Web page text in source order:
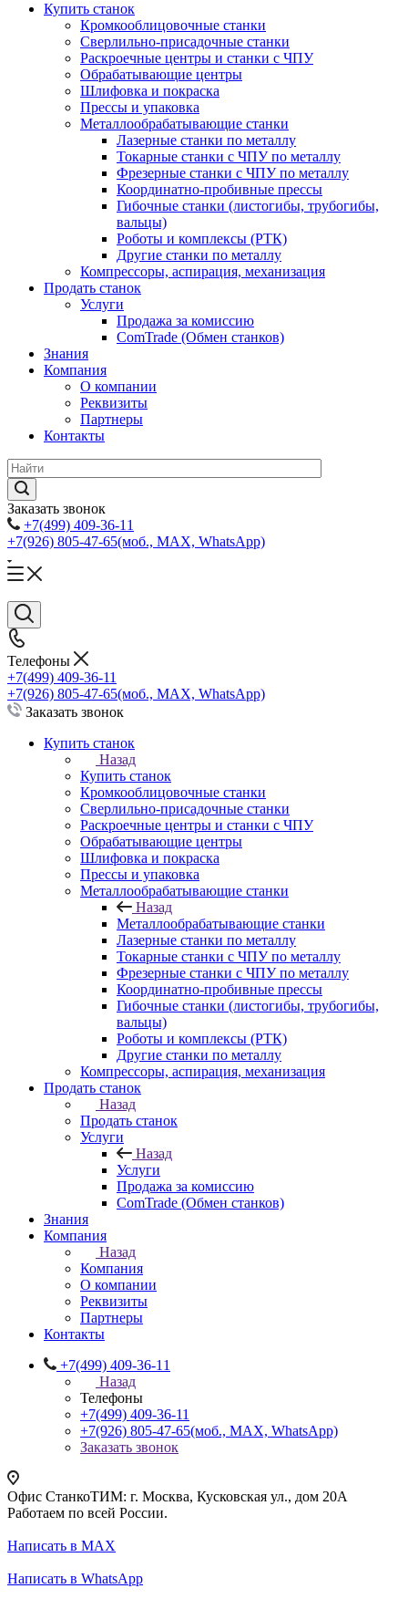
Купить станок
Кромкооблицовочные станки
Сверлильно-присадочные станки
Раскроечные центры и станки с ЧПУ
Обрабатывающие центры
Шлифовка и покраска
Прессы и упаковка
Металлообрабатывающие станки
Лазерные станки по металлу
Токарные станки с ЧПУ по металлу
Фрезерные станки с ЧПУ по металлу
Координатно-пробивные прессы
Гибочные станки (листогибы, трубогибы,
вальцы)
Роботы и комплексы (РТК)
Другие станки по металлу
Компрессоры, аспирация, механизация
Продать станок
Услуги
Продажа за комиссию
ComTrade (Обмен станков)
Знания
Компания
О компании
Реквизиты
Партнеры
Контакты
Заказать звонок
+7(499) 409-36-11
+7(926) 805-47-65(моб., MAX, WhatsApp)
Телефоны
+7(499) 409-36-11
+7(926) 805-47-65(моб., MAX, WhatsApp)
Заказать звонок
Купить станок
Назад
Купить станок
Кромкооблицовочные станки
Сверлильно-присадочные станки
Раскроечные центры и станки с ЧПУ
Обрабатывающие центры
Шлифовка и покраска
Прессы и упаковка
Металлообрабатывающие станки
Назад
Металлообрабатывающие станки
Лазерные станки по металлу
Токарные станки с ЧПУ по металлу
Фрезерные станки с ЧПУ по металлу
Координатно-пробивные прессы
Гибочные станки (листогибы, трубогибы,
вальцы)
Роботы и комплексы (РТК)
Другие станки по металлу
Компрессоры, аспирация, механизация
Продать станок
Назад
Продать станок
Услуги
Назад
Услуги
Продажа за комиссию
ComTrade (Обмен станков)
Знания
Компания
Назад
Компания
О компании
Реквизиты
Партнеры
Контакты
+7(499) 409-36-11
Назад
Телефоны
+7(499) 409-36-11
+7(926) 805-47-65(моб., MAX, WhatsApp)
Заказать звонок
Офис СтанкоТИМ: г. Москва, Кусковская ул., дом 20А
Работаем по всей России.
Написать в MAX
Написать в WhatsApp